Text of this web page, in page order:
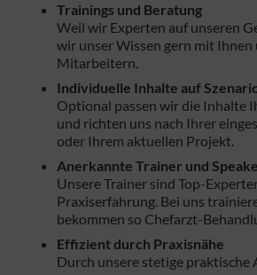
Trainings und Beratung
Weil wir Experten auf unseren
wir unser Wissen gern mit Ihnen
Mitarbeitern.
Individuelle Inhalte auf
Optional passen wir die Inhalte
und richten uns nach Ihrer
oder Ihrem aktuellen Projekt.
Anerkannte Trainer und
Unsere Trainer sind Top-
Praxiserfahrung. Bei uns
bekommen so Chefarzt-
Effizient durch Praxisnähe
Durch unsere stetige praktische